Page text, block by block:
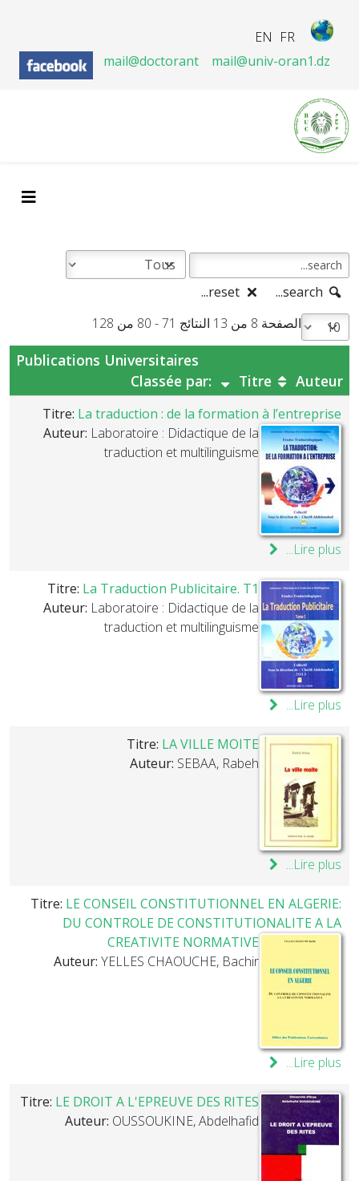
FR
EN
mail@doctorant
mail@univ-oran1.dz
الصفحة 8 من 13 النتائج 71 - 80 من 128
Publications Universitaires
Classée par:
Titre Auteur
Titre: La traduction : de la formation à l’entreprise
Auteur: Laboratoire : Didactique de la
traduction et multilinguisme
Lire plus...
Titre: La Traduction Publicitaire. T1
Auteur: Laboratoire : Didactique de la
traduction et multilinguisme
Lire plus...
Titre: LA VILLE MOITE
Auteur: SEBAA, Rabeh
Lire plus...
Titre: LE CONSEIL CONSTITUTIONNEL EN ALGERIE:
DU CONTROLE DE CONSTITUTIONALITE A LA
CREATIVITE NORMATIVE
Auteur: YELLES CHAOUCHE, Bachir
Lire plus...
Titre: LE DROIT A L'EPREUVE DES RITES
Auteur: OUSSOUKINE, Abdelhafid